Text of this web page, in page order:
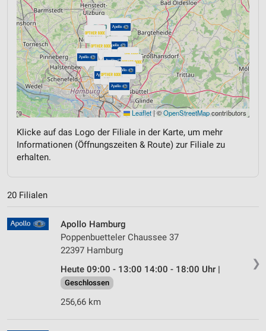
Leaflet |©OpenStreetMapcontributors
Klicke auf das Logo der Filiale in der Karte, um mehr
Informationen (Öffnungszeiten & Route) zur Filiale zu
erhalten.
20 Filialen
❯
Apollo Hamburg
Poppenbuetteler Chaussee 37
22397 Hamburg
Heute 09:00 - 13:00 14:00 - 18:00 Uhr |
Geschlossen
256,66 km